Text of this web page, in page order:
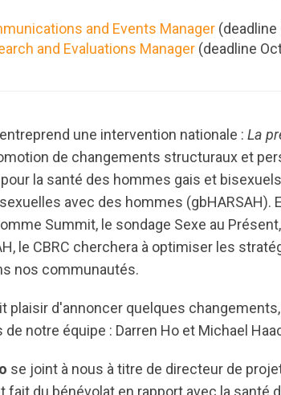
and Events Manager (deadline
and Evaluations Manager (deadline
entreprend une intervention nationale : La
de changements structuraux et
la santé des hommes gais et
avec des hommes (gbHARSAH).
Summit, le sondage Sexe au
le CBRC cherchera à optimiser les
nos communautés.
plaisir d'annoncer quelques
notre équipe : Darren Ho et Michael
se joint à nous à titre de directeur de
fait du bénévolat en rapport avec la santé